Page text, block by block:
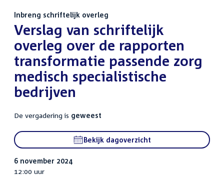
Inbreng schriftelijk overleg
:Verslag van schriftelijk
overleg over de rapporten
transformatie passende zorg
medisch specialistische
bedrijven
De vergadering is geweest
Bekijk dagoverzicht
6 november 2024
12:00 uur